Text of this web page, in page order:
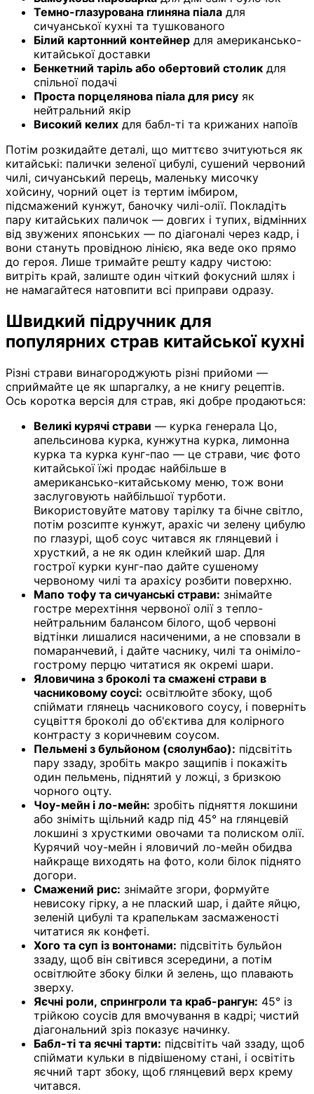
Темно-глазурована глиняна піала для
сичуанської кухні та тушкованого
Білий картонний контейнер для американсько-
китайської доставки
Бенкетний таріль або обертовий столик для
спільної подачі
Проста порцелянова піала для рису як
нейтральний якір
Високий келих для бабл-ті та крижаних напоїв
Потім розкидайте деталі, що миттєво зчитуються як
китайські: палички зеленої цибулі, сушений червоний
чилі, сичуанський перець, маленьку мисочку
хойсину, чорний оцет із тертим імбиром,
підсмажений кунжут, баночку чилі-олії. Покладіть
пару китайських паличок — довгих і тупих, відмінних
від звужених японських — по діагоналі через кадр, і
вони стануть провідною лінією, яка веде око прямо
до героя. Лише тримайте решту кадру чистою:
витріть край, залиште один чіткий фокусний шлях і
не намагайтеся натовпити всі приправи одразу.
Швидкий підручник для
популярних страв китайської кухні
Різні страви винагороджують різні прийоми —
сприймайте це як шпаргалку, а не книгу рецептів.
Ось коротка версія для страв, які добре продаються:
Великі курячі страви — курка генерала Цо,
апельсинова курка, кунжутна курка, лимонна
курка та курка кунг-пао — це страви, чиє фото
китайської їжі продає найбільше в
американсько-китайському меню, тож вони
заслуговують найбільшої турботи.
Використовуйте матову тарілку та бічне світло,
потім розсипте кунжут, арахіс чи зелену цибулю
по глазурі, щоб соус читався як глянцевий і
хрусткий, а не як один клейкий шар. Для
гострої курки кунг-пао дайте сушеному
червоному чилі та арахісу розбити поверхню.
Мапо тофу та сичуанські страви: знімайте
гостре мерехтіння червоної олії з тепло-
нейтральним балансом білого, щоб червоні
відтінки лишалися насиченими, а не сповзали в
помаранчевий, і дайте часнику, чилі та оніміло-
гострому перцю читатися як окремі шари.
Яловичина з броколі та смажені страви в
часниковому соусі: освітлюйте збоку, щоб
спіймати глянець часникового соусу, і поверніть
суцвіття броколі до об'єктива для колірного
контрасту з коричневим соусом.
Пельмені з бульйоном (сяолунбао): підсвітіть
пару ззаду, зробіть макро защипів і покажіть
один пельмень, піднятий у ложці, з бризкою
чорного оцту.
Чоу-мейн і ло-мейн: зробіть підняття локшини
або зніміть щільний кадр під 45° на глянцевій
локшині з хрусткими овочами та полиском олії.
Курячий чоу-мейн і яловичий ло-мейн обидва
найкраще виходять на фото, коли білок піднято
догори.
Смажений рис: знімайте згори, формуйте
невисоку гірку, а не плаский шар, і дайте яйцю,
зеленій цибулі та крапелькам засмаженості
читатися як конфеті.
Хого та суп із вонтонами: підсвітіть бульйон
ззаду, щоб він світився зсередини, а потім
освітлюйте збоку білки й зелень, що плавають
зверху.
Яєчні роли, спрингроли та краб-рангун: 45° із
трійкою соусів для вмочування в кадрі; чистий
діагональний зріз показує начинку.
Бабл-ті та яєчні тарти: підсвітіть чай ззаду, щоб
спіймати кульки в підвішеному стані, і освітіть
яєчний тарт збоку, щоб глянцевий верх крему
читався.